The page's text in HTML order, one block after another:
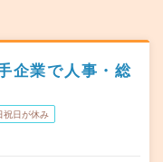
企業で人事・総
祝日が休み